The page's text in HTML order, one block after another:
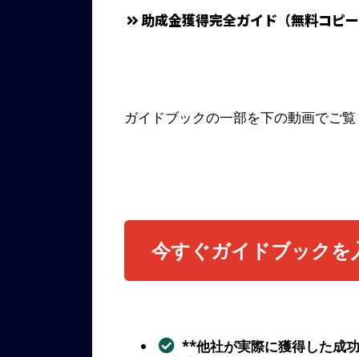
助成金獲得完全ガイド（無料コピ
ガイドブックの一部を下の動画でご
今すぐガイドブックを
**他社が実際に獲得した成